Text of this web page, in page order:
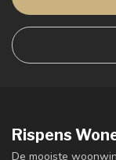
Rispens
De mooiste